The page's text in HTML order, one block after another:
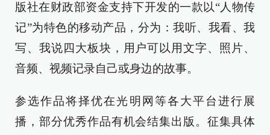
版社在财政部资金支持下开发的一款以“人物传
记”为特色的移动产品，分为：我听、我看、我
写、我说四大板块，用户可以用文字、照片、
音频、视频记录自己或身边的故事。
参选作品将择优在光明网等各大平台进行展
播，部分优秀作品有机会结集出版。征集具体